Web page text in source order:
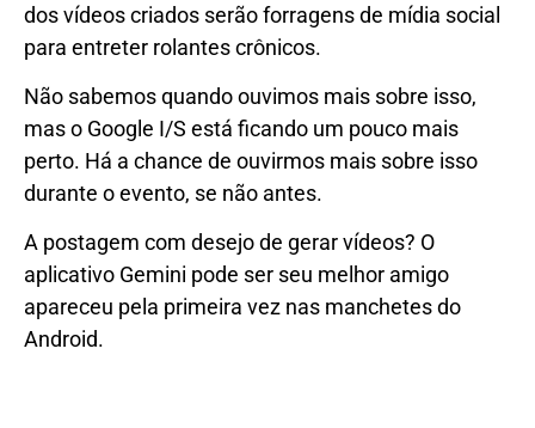
dos vídeos criados serão forragens de mídia social
para entreter rolantes crônicos.
Não sabemos quando ouvimos mais sobre isso,
mas o Google I/S está ficando um pouco mais
perto. Há a chance de ouvirmos mais sobre isso
durante o evento, se não antes.
A postagem com desejo de gerar vídeos? O
aplicativo Gemini pode ser seu melhor amigo
apareceu pela primeira vez nas manchetes do
Android.